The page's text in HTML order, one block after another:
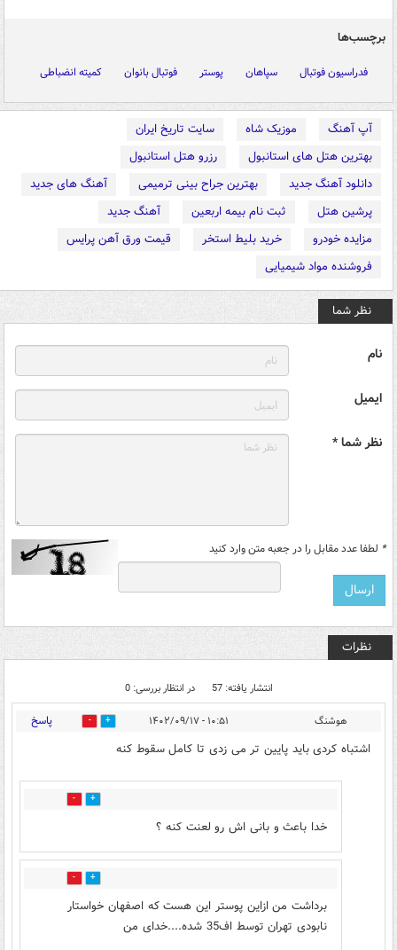
برچسب‌ها
فدراسیون فوتبال سپاهان پوستر فوتبال بانوان کمیته انضباطی
آپ آهنگ موزیک شاه
سایت تاریخ ایران
بهترین هتل های استانبول
رزرو هتل استانبول
دانلود آهنگ جدید
بهترین جراح بینی ترمیمی
آهنگ های جدید
پرشین هتل
ثبت نام بیمه اربعین
آهنگ جدید
مزایده خودرو
خرید بلیط استخر
قیمت ورق آهن پرایس
فروشنده مواد شیمیایی
نظر شما
نام
ایمیل
نظر شما *
* لطفا عدد مقابل را در جعبه متن وارد کنید
نظرات
انتشار یافته: 57 در انتظار بررسی: 0
هوشنگ ۱۰:۵۱ - ۱۴۰۲/۰۹/۱۷ 5 پاسخ
اشتباه کردی باید پایین تر می زدی تا کامل سقوط کنه
13
خدا باعث و بانی اش رو لعنت کنه ؟
4
برداشت من ازاین پوستر این هست که اصفهان خواستار
نابودی تهران توسط اف35 شده....خدای من